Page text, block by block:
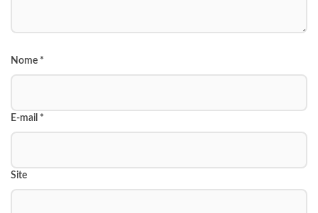
Nome *
E-mail *
Site